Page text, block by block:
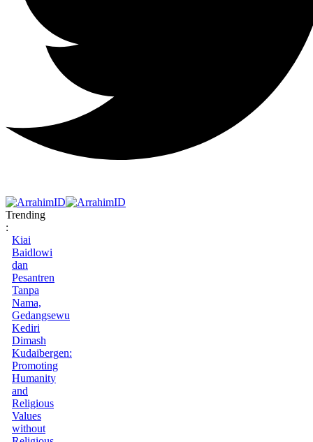
Trending
:
Kiai
Baidlowi
dan
Pesantren
Tanpa
Nama,
Gedangsewu
Kediri
Dimash
Kudaibergen:
Promoting
Humanity
and
Religious
Values
without